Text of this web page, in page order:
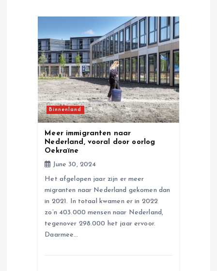
Binnenland
Meer immigranten naar
Nederland, vooral door oorlog
Oekraïne
June 30, 2024
Het afgelopen jaar zijn er meer
migranten naar Nederland gekomen dan
in 2021. In totaal kwamen er in 2022
zo’n 403.000 mensen naar Nederland,
tegenover 298.000 het jaar ervoor.
Daarmee…